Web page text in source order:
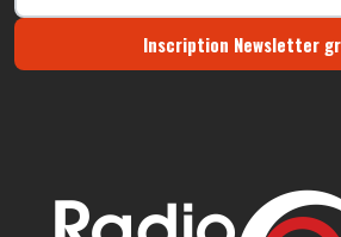
Inscription Newsletter